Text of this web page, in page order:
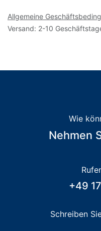
Allgemeine
Versand: 2-10
Wie
Nehmen
+49
Schreiben